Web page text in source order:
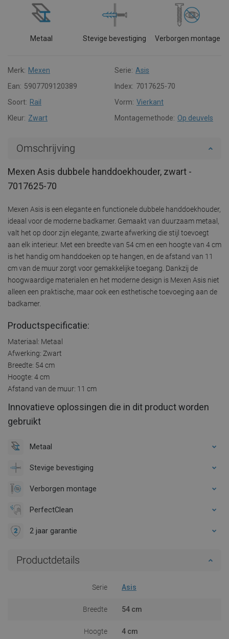
Metaal Stevige bevestiging Verborgen montage
Merk: Mexen Serie: Asis
Ean: 5907709120389 Index: 7017625-70
Soort: Rail Vorm: Vierkant
Kleur: Zwart Montagemethode: Op deuvels
Omschrijving
Mexen Asis dubbele handdoekhouder, zwart -
7017625-70
Mexen Asis is een elegante en functionele dubbele handdoekhouder,
ideaal voor de moderne badkamer. Gemaakt van duurzaam metaal,
valt het op door zijn elegante, zwarte afwerking die stijl toevoegt
aan elk interieur. Met een breedte van 54 cm en een hoogte van 4 cm
is het handig om handdoeken op te hangen, en de afstand van 11
cm van de muur zorgt voor gemakkelijke toegang. Dankzij de
hoogwaardige materialen en het moderne design is Mexen Asis niet
alleen een praktische, maar ook een esthetische toevoeging aan de
badkamer.
Productspecificatie:
Materiaal: Metaal
Afwerking: Zwart
Breedte: 54 cm
Hoogte: 4 cm
Afstand van de muur: 11 cm
Innovatieve oplossingen die in dit product worden
gebruikt
Metaal
Stevige bevestiging
Verborgen montage
PerfectClean
2 jaar garantie
Productdetails
Serie Asis
Breedte 54 cm
Hoogte 4 cm